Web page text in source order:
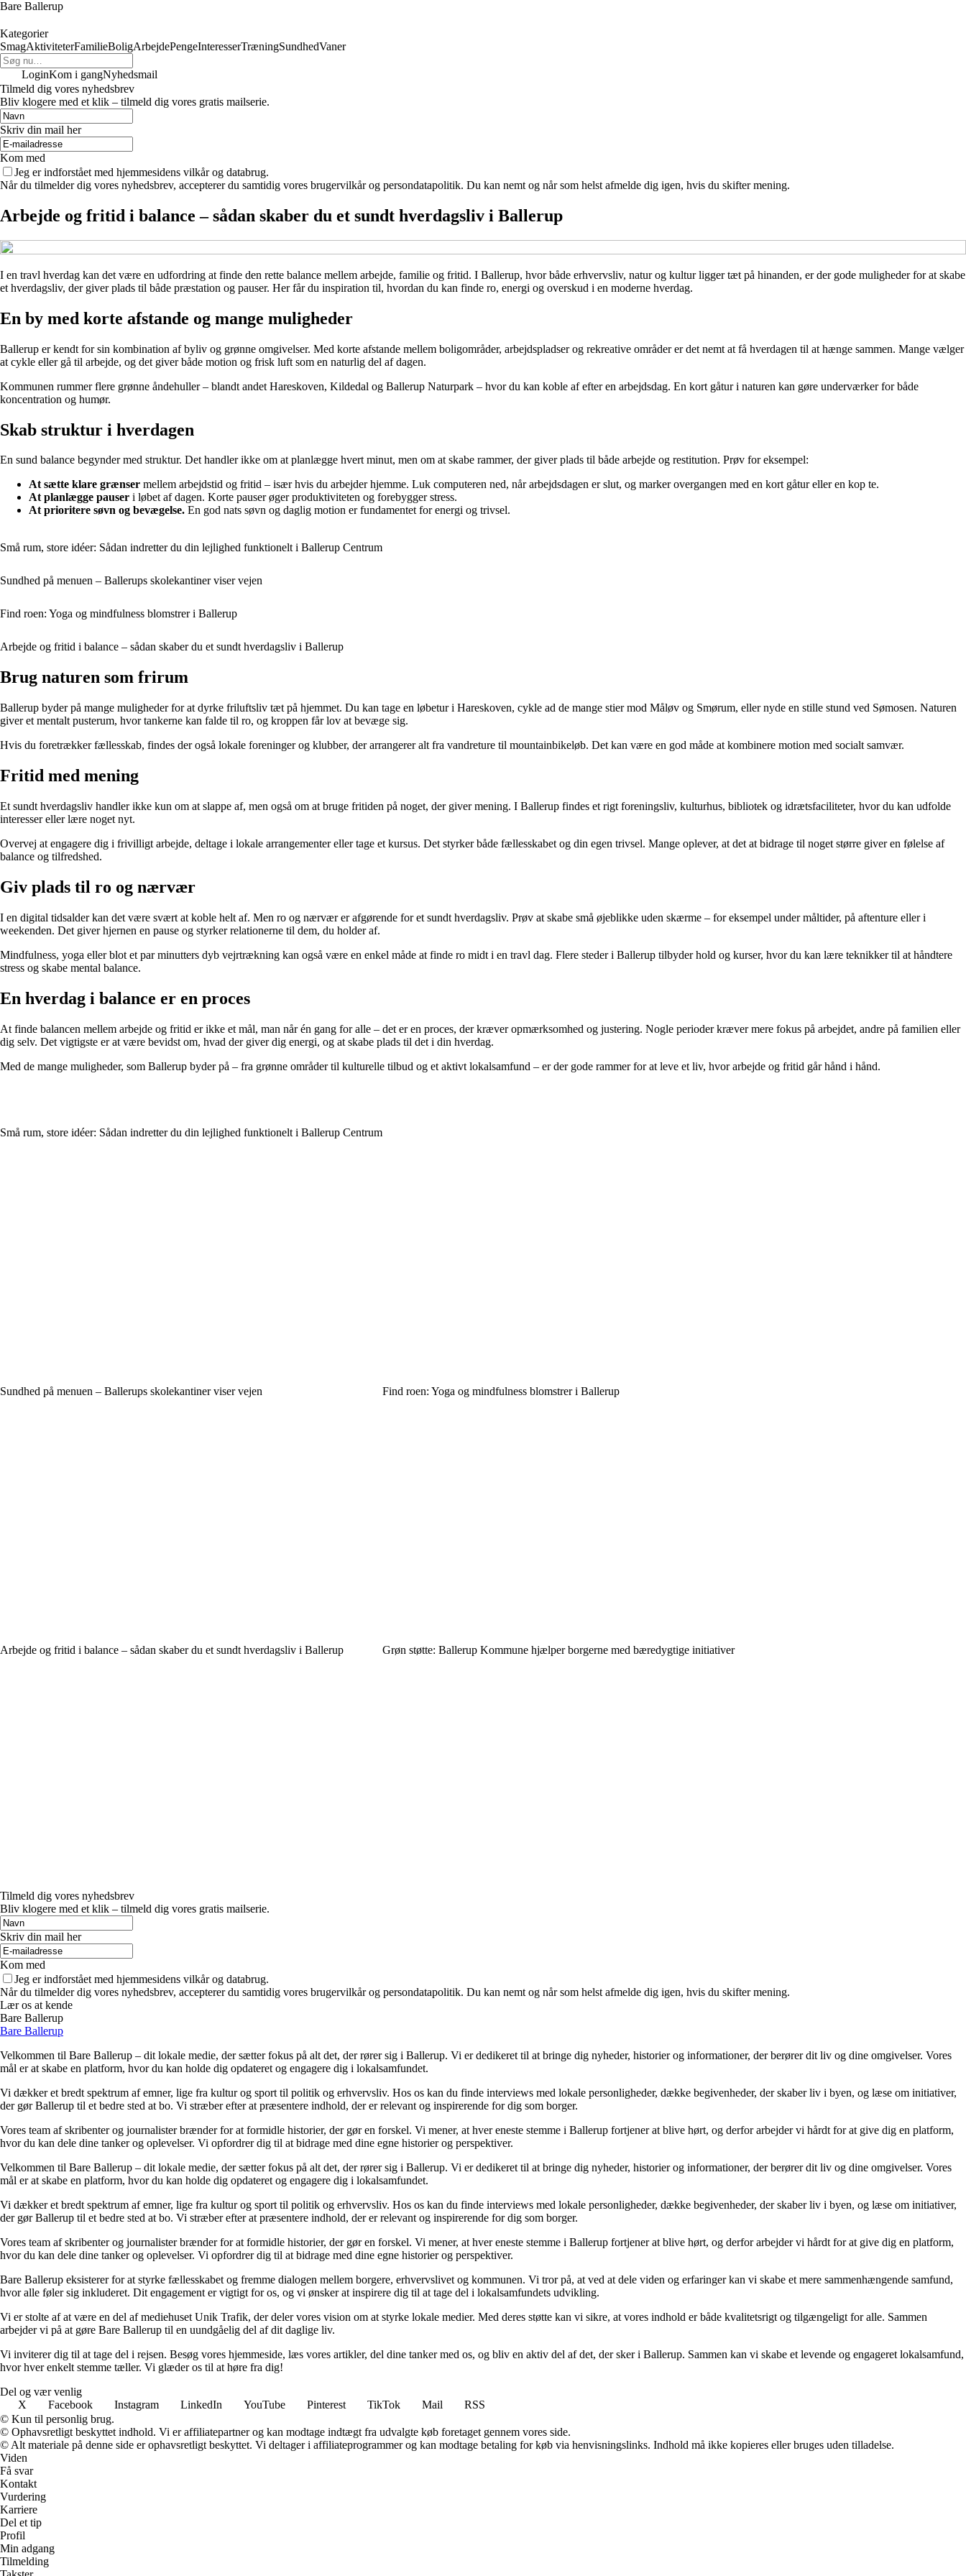
Bare Ballerup
Kategorier
SmagAktiviteterFamilieBoligArbejdePengeInteresserTræningSundhedVaner
LoginKom i gangNyhedsmail
Tilmeld dig vores nyhedsbrev
Bliv klogere med et klik – tilmeld dig vores gratis mailserie.
Skriv din mail her
Kom med
Jeg er indforstået med hjemmesidens vilkår og databrug.
Når du tilmelder dig vores nyhedsbrev, accepterer du samtidig vores brugervilkår og persondatapolitik. Du kan nemt og når som helst afmelde dig igen, hvis du skifter mening.
Arbejde og fritid i balance – sådan skaber du et sundt hverdagsliv i Ballerup
I en travl hverdag kan det være en udfordring at finde den rette balance mellem arbejde, familie og fritid. I Ballerup, hvor både erhvervsliv, natur og kultur ligger tæt på hinanden, er der gode muligheder for at skabe
et hverdagsliv, der giver plads til både præstation og pauser. Her får du inspiration til, hvordan du kan finde ro, energi og overskud i en moderne hverdag.
En by med korte afstande og mange muligheder
Ballerup er kendt for sin kombination af byliv og grønne omgivelser. Med korte afstande mellem boligområder, arbejdspladser og rekreative områder er det nemt at få hverdagen til at hænge sammen. Mange vælger
at cykle eller gå til arbejde, og det giver både motion og frisk luft som en naturlig del af dagen.
Kommunen rummer flere grønne åndehuller – blandt andet Hareskoven, Kildedal og Ballerup Naturpark – hvor du kan koble af efter en arbejdsdag. En kort gåtur i naturen kan gøre underværker for både
koncentration og humør.
Skab struktur i hverdagen
En sund balance begynder med struktur. Det handler ikke om at planlægge hvert minut, men om at skabe rammer, der giver plads til både arbejde og restitution. Prøv for eksempel:
At sætte klare grænser mellem arbejdstid og fritid – især hvis du arbejder hjemme. Luk computeren ned, når arbejdsdagen er slut, og marker overgangen med en kort gåtur eller en kop te.
At planlægge pauser i løbet af dagen. Korte pauser øger produktiviteten og forebygger stress.
At prioritere søvn og bevægelse. En god nats søvn og daglig motion er fundamentet for energi og trivsel.
Små rum, store idéer: Sådan indretter du din lejlighed funktionelt i Ballerup Centrum
Sundhed på menuen – Ballerups skolekantiner viser vejen
Find roen: Yoga og mindfulness blomstrer i Ballerup
Arbejde og fritid i balance – sådan skaber du et sundt hverdagsliv i Ballerup
Brug naturen som frirum
Ballerup byder på mange muligheder for at dyrke friluftsliv tæt på hjemmet. Du kan tage en løbetur i Hareskoven, cykle ad de mange stier mod Måløv og Smørum, eller nyde en stille stund ved Sømosen. Naturen
giver et mentalt pusterum, hvor tankerne kan falde til ro, og kroppen får lov at bevæge sig.
Hvis du foretrækker fællesskab, findes der også lokale foreninger og klubber, der arrangerer alt fra vandreture til mountainbikeløb. Det kan være en god måde at kombinere motion med socialt samvær.
Fritid med mening
Et sundt hverdagsliv handler ikke kun om at slappe af, men også om at bruge fritiden på noget, der giver mening. I Ballerup findes et rigt foreningsliv, kulturhus, bibliotek og idrætsfaciliteter, hvor du kan udfolde
interesser eller lære noget nyt.
Overvej at engagere dig i frivilligt arbejde, deltage i lokale arrangementer eller tage et kursus. Det styrker både fællesskabet og din egen trivsel. Mange oplever, at det at bidrage til noget større giver en følelse af
balance og tilfredshed.
Giv plads til ro og nærvær
I en digital tidsalder kan det være svært at koble helt af. Men ro og nærvær er afgørende for et sundt hverdagsliv. Prøv at skabe små øjeblikke uden skærme – for eksempel under måltider, på aftenture eller i
weekenden. Det giver hjernen en pause og styrker relationerne til dem, du holder af.
Mindfulness, yoga eller blot et par minutters dyb vejrtrækning kan også være en enkel måde at finde ro midt i en travl dag. Flere steder i Ballerup tilbyder hold og kurser, hvor du kan lære teknikker til at håndtere
stress og skabe mental balance.
En hverdag i balance er en proces
At finde balancen mellem arbejde og fritid er ikke et mål, man når én gang for alle – det er en proces, der kræver opmærksomhed og justering. Nogle perioder kræver mere fokus på arbejdet, andre på familien eller
dig selv. Det vigtigste er at være bevidst om, hvad der giver dig energi, og at skabe plads til det i din hverdag.
Med de mange muligheder, som Ballerup byder på – fra grønne områder til kulturelle tilbud og et aktivt lokalsamfund – er der gode rammer for at leve et liv, hvor arbejde og fritid går hånd i hånd.
Små rum, store idéer: Sådan indretter du din lejlighed funktionelt i Ballerup Centrum
Sundhed på menuen – Ballerups skolekantiner viser vejen Find roen: Yoga og mindfulness blomstrer i Ballerup
Arbejde og fritid i balance – sådan skaber du et sundt hverdagsliv i Ballerup Grøn støtte: Ballerup Kommune hjælper borgerne med bæredygtige initiativer
Tilmeld dig vores nyhedsbrev
Bliv klogere med et klik – tilmeld dig vores gratis mailserie.
Skriv din mail her
Kom med
Jeg er indforstået med hjemmesidens vilkår og databrug.
Når du tilmelder dig vores nyhedsbrev, accepterer du samtidig vores brugervilkår og persondatapolitik. Du kan nemt og når som helst afmelde dig igen, hvis du skifter mening.
Lær os at kende
Bare Ballerup
Bare Ballerup
Velkommen til Bare Ballerup – dit lokale medie, der sætter fokus på alt det, der rører sig i Ballerup. Vi er dedikeret til at bringe dig nyheder, historier og informationer, der berører dit liv og dine omgivelser. Vores
mål er at skabe en platform, hvor du kan holde dig opdateret og engagere dig i lokalsamfundet.
Vi dækker et bredt spektrum af emner, lige fra kultur og sport til politik og erhvervsliv. Hos os kan du finde interviews med lokale personligheder, dække begivenheder, der skaber liv i byen, og læse om initiativer,
der gør Ballerup til et bedre sted at bo. Vi stræber efter at præsentere indhold, der er relevant og inspirerende for dig som borger.
Vores team af skribenter og journalister brænder for at formidle historier, der gør en forskel. Vi mener, at hver eneste stemme i Ballerup fortjener at blive hørt, og derfor arbejder vi hårdt for at give dig en platform,
hvor du kan dele dine tanker og oplevelser. Vi opfordrer dig til at bidrage med dine egne historier og perspektiver.
Velkommen til Bare Ballerup – dit lokale medie, der sætter fokus på alt det, der rører sig i Ballerup. Vi er dedikeret til at bringe dig nyheder, historier og informationer, der berører dit liv og dine omgivelser. Vores
mål er at skabe en platform, hvor du kan holde dig opdateret og engagere dig i lokalsamfundet.
Vi dækker et bredt spektrum af emner, lige fra kultur og sport til politik og erhvervsliv. Hos os kan du finde interviews med lokale personligheder, dække begivenheder, der skaber liv i byen, og læse om initiativer,
der gør Ballerup til et bedre sted at bo. Vi stræber efter at præsentere indhold, der er relevant og inspirerende for dig som borger.
Vores team af skribenter og journalister brænder for at formidle historier, der gør en forskel. Vi mener, at hver eneste stemme i Ballerup fortjener at blive hørt, og derfor arbejder vi hårdt for at give dig en platform,
hvor du kan dele dine tanker og oplevelser. Vi opfordrer dig til at bidrage med dine egne historier og perspektiver.
Bare Ballerup eksisterer for at styrke fællesskabet og fremme dialogen mellem borgere, erhvervslivet og kommunen. Vi tror på, at ved at dele viden og erfaringer kan vi skabe et mere sammenhængende samfund,
hvor alle føler sig inkluderet. Dit engagement er vigtigt for os, og vi ønsker at inspirere dig til at tage del i lokalsamfundets udvikling.
Vi er stolte af at være en del af mediehuset Unik Trafik, der deler vores vision om at styrke lokale medier. Med deres støtte kan vi sikre, at vores indhold er både kvalitetsrigt og tilgængeligt for alle. Sammen
arbejder vi på at gøre Bare Ballerup til en uundgåelig del af dit daglige liv.
Vi inviterer dig til at tage del i rejsen. Besøg vores hjemmeside, læs vores artikler, del dine tanker med os, og bliv en aktiv del af det, der sker i Ballerup. Sammen kan vi skabe et levende og engageret lokalsamfund,
hvor hver enkelt stemme tæller. Vi glæder os til at høre fra dig!
Del og vær venlig
X
Facebook Instagram LinkedIn YouTube Pinterest TikTok Mail
RSS
© Kun til personlig brug.
© Ophavsretligt beskyttet indhold. Vi er affiliatepartner og kan modtage indtægt fra udvalgte køb foretaget gennem vores side.
© Alt materiale på denne side er ophavsretligt beskyttet. Vi deltager i affiliateprogrammer og kan modtage betaling for køb via henvisningslinks. Indhold må ikke kopieres eller bruges uden tilladelse.
Viden
Få svar
Kontakt
Vurdering
Karriere
Del et tip
Profil
Min adgang
Tilmelding